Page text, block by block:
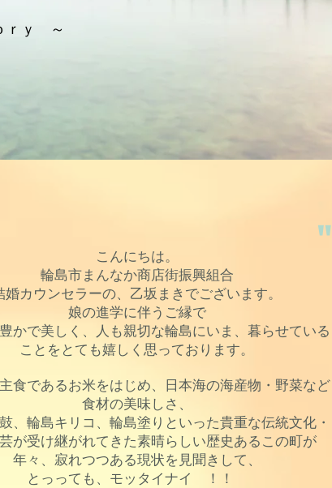
ｒｙ ～
こんにちは。
輪島市まんなか商店街振興組合
婚カウンセラーの、乙坂まきでございます。
娘の進学に伴うご縁で
かで美しく、人も親切な輪島にいま、暮らせている
ことをとても嬉しく思っております。
食であるお米をはじめ、日本海の海産物・野菜など
食材の美味しさ、
、輪島キリコ、輪島塗りといった貴重な伝統文化・
が受け継がれてきた素晴らしい歴史あるこの町が
年々、寂れつつある現状を見聞きして、
とっっても、モッタイナイ ！！
"